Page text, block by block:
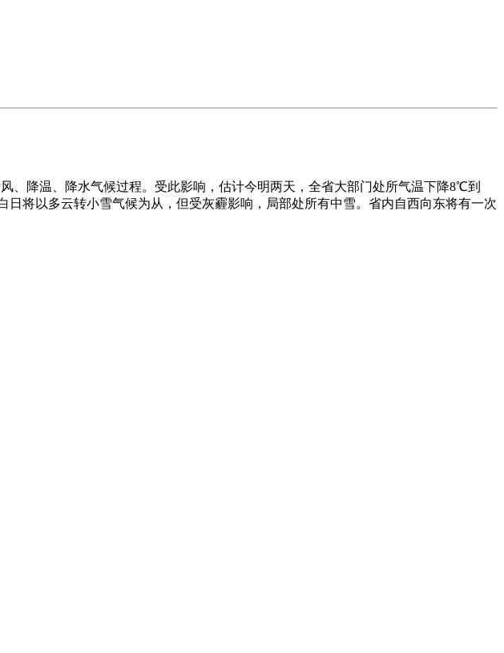
降温、降水气候过程。受此影响，估计今明两天，全省大部门处所气温下降8℃到
将以多云转小雪气候为从，但受灰霾影响，局部处所有中雪。省内自西向东将有一次